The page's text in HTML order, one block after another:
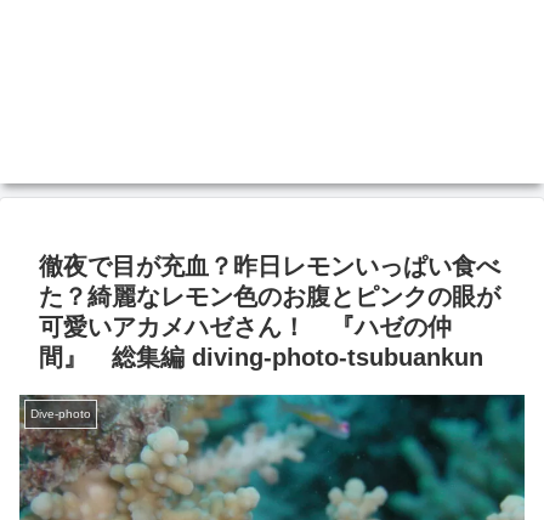
徹夜で目が充血？昨日レモンいっぱい食べ
た？綺麗なレモン色のお腹とピンクの眼が
可愛いアカメハゼさん！ 『ハゼの仲
間』 総集編 diving-photo‐tsubuankun
Dive-photo